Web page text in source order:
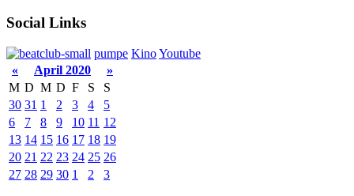
Social Links
pumpe KinoYoutube
«
April 2020
»
M D M D F S
S
30 31 1 2 3 4
5
6
7 8 9 10 11 12
13 14 15 16 17 18 19
20 21 22 23 24 25 26
27 28 29 30 1 2 3